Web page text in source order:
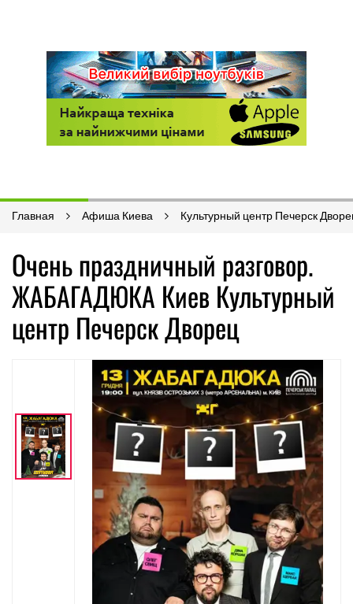
Главная Афиша Киева Культурный центр Печерск
Очень праздничный разговор.
ЖАБАГАДЮКА Киев Культурный
центр Печерск Дворец